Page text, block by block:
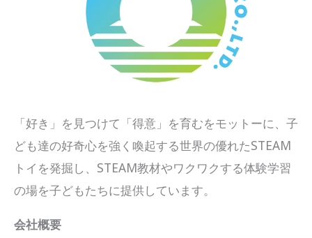
「好き」を見つけて「得意」を育むをモットーに、子
ども達の好奇心を強く喚起する世界の優れたSTEAM
トイを発掘し、STEAM教材やワクワクする体験学習
の場を子どもたちに提供しています。
会社概要